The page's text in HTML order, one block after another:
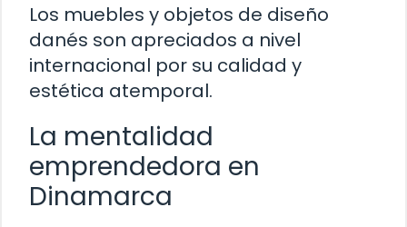
Los muebles y objetos de diseño
danés son apreciados a nivel
internacional por su calidad y
estética atemporal.
La mentalidad
emprendedora en
Dinamarca